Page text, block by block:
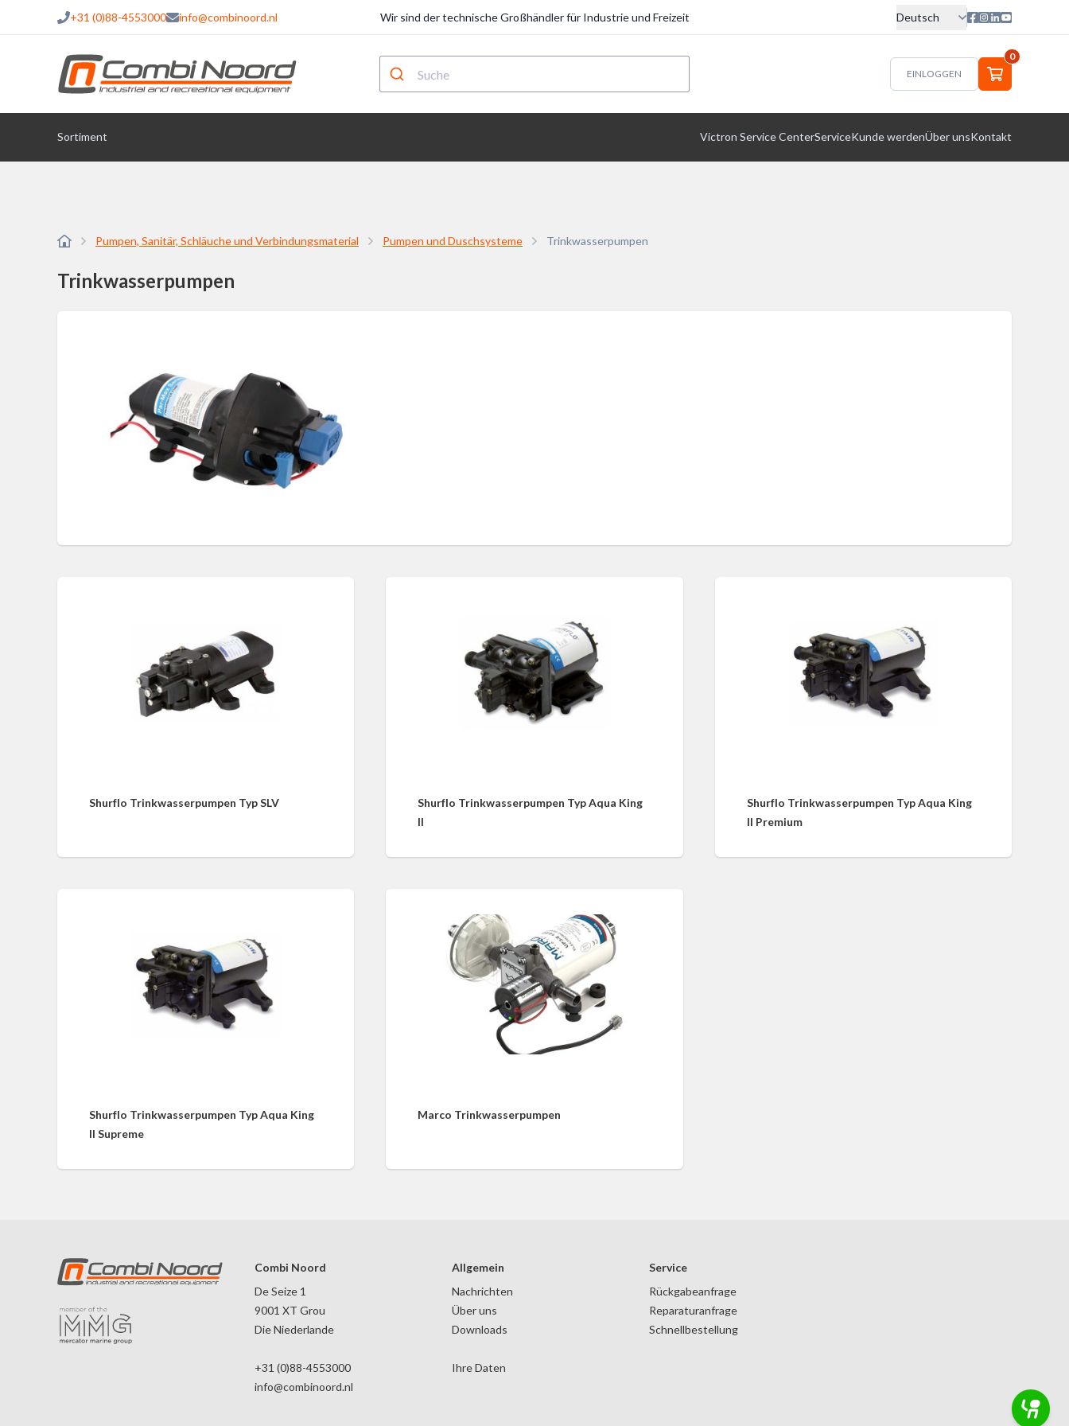
+31 (0)88-4553000 info@combinoord.nl Wir sind der technische Großhändler für Industrie und Freizeit Deutsch
EINLOGGEN
0
Sortiment Victron Service CenterServiceKunde werdenÜber unsKontakt
Pumpen, Sanitär, Schläuche und Verbindungsmaterial Pumpen und Duschsysteme Trinkwasserpumpen
Trinkwasserpumpen
Shurflo Trinkwasserpumpen Typ SLV
Shurflo Trinkwasserpumpen Typ Aqua King
II
Shurflo Trinkwasserpumpen Typ Aqua King
II Premium
Shurflo Trinkwasserpumpen Typ Aqua King
II Supreme
Marco Trinkwasserpumpen
Combi Noord
De Seize 1
9001 XT Grou
Die Niederlande
+31 (0)88-4553000
info@combinoord.nl
Allgemein
Nachrichten
Über uns
Downloads
Ihre Daten
Service
Rückgabeanfrage
Reparaturanfrage
Schnellbestellung